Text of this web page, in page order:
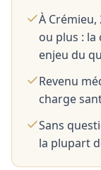
À Crémieu,
ou plus :
enjeu du
Revenu
charge
Sans
la plupart